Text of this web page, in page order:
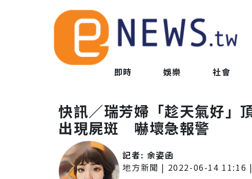
即時 娛樂 社會
快訊／瑞芳婦「趁天氣好」
出現屍斑 嚇壞急報警
記者: 余姿函
地方新聞 | 2022-06-14 11:16